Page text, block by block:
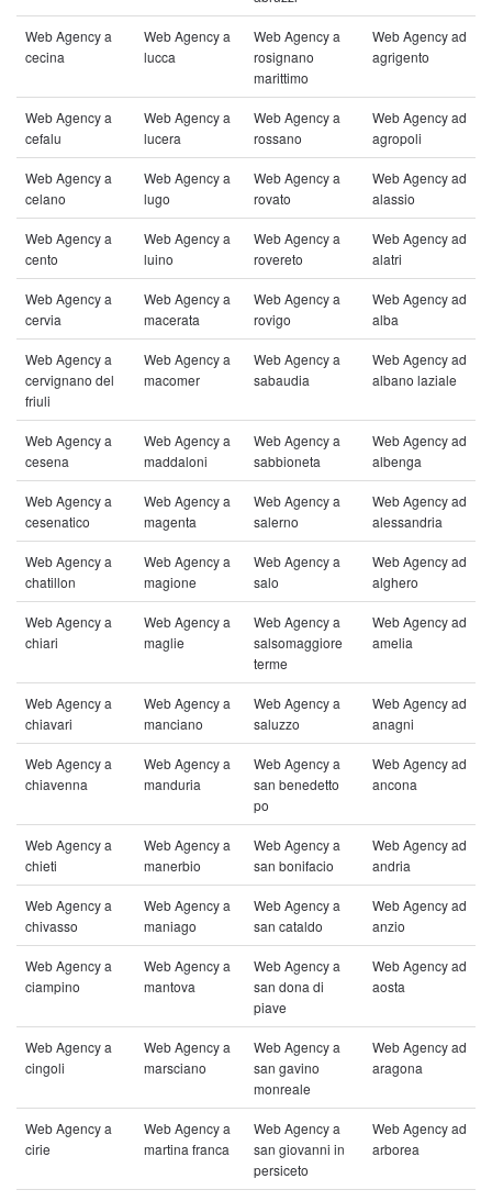
Web Agency a
cecina
Web Agency a
lucca
Web Agency a
rosignano
marittimo
Web Agency ad
agrigento
Web Agency a
cefalu
Web Agency a
lucera
Web Agency a
rossano
Web Agency ad
agropoli
Web Agency a
celano
Web Agency a
lugo
Web Agency a
rovato
Web Agency ad
alassio
Web Agency a
cento
Web Agency a
luino
Web Agency a
rovereto
Web Agency ad
alatri
Web Agency a
cervia
Web Agency a
macerata
Web Agency a
rovigo
Web Agency ad
alba
Web Agency a
cervignano del
friuli
Web Agency a
macomer
Web Agency a
sabaudia
Web Agency ad
albano laziale
Web Agency a
cesena
Web Agency a
maddaloni
Web Agency a
sabbioneta
Web Agency ad
albenga
Web Agency a
cesenatico
Web Agency a
magenta
Web Agency a
salerno
Web Agency ad
alessandria
Web Agency a
chatillon
Web Agency a
magione
Web Agency a
salo
Web Agency ad
alghero
Web Agency a
chiari
Web Agency a
maglie
Web Agency a
salsomaggiore
terme
Web Agency ad
amelia
Web Agency a
chiavari
Web Agency a
manciano
Web Agency a
saluzzo
Web Agency ad
anagni
Web Agency a
chiavenna
Web Agency a
manduria
Web Agency a
san benedetto
po
Web Agency ad
ancona
Web Agency a
chieti
Web Agency a
manerbio
Web Agency a
san bonifacio
Web Agency ad
andria
Web Agency a
chivasso
Web Agency a
maniago
Web Agency a
san cataldo
Web Agency ad
anzio
Web Agency a
ciampino
Web Agency a
mantova
Web Agency a
san dona di
piave
Web Agency ad
aosta
Web Agency a
cingoli
Web Agency a
marsciano
Web Agency a
san gavino
monreale
Web Agency ad
aragona
Web Agency a
cirie
Web Agency a
martina franca
Web Agency a
san giovanni in
persiceto
Web Agency ad
arborea